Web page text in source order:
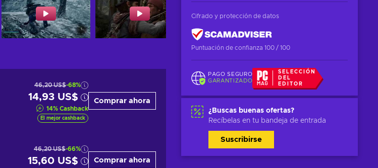
Cifrado y protección de datos
Puntuación de confianza 100 / 100
PAGO SEGURO
GARANTIZADO
SELECCIÓN
DEL
EDITOR
¿Buscas buenas ofertas?
Recíbelas en tu bandeja de entrada
Suscribirse
46,20 US$-68%
14,93 US$
14% Cashback
El mejor cashback
Comprar ahora
46,20 US$-66%
15,60 US$ Comprar ahora